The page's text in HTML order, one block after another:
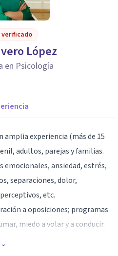
verificado
López
en Psicología
amplia experiencia (más de 15
adultos, parejas y familias.
ansiedad, estrés,
separaciones, dolor,
etc.
a oposiciones; programas
miedo a volar y a conducir.